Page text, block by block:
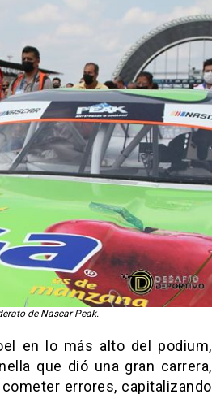
de Nascar Peak.
en lo más alto del podium,
que dió una gran carrera,
errores, capitalizando